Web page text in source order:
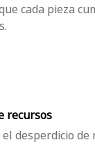
cada pieza
recursos
desperdicio de